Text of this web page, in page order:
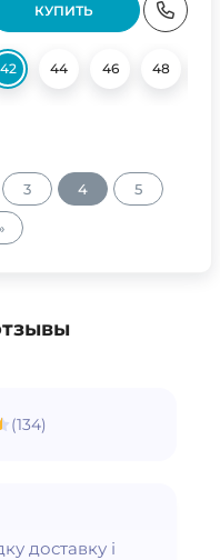
52
КУПИТЬ
42 44 46 48
3 4 5
(134)
доставку і